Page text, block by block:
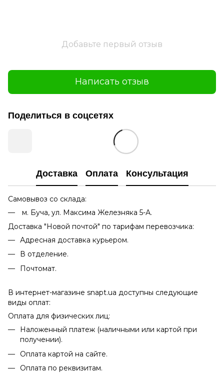
Добавьте первый отзыв
Написать отзыв
Поделиться в соцсетях
Доставка Оплата Консультация
Самовывоз со склада:
м. Буча, ул. Максима Железняка 5-А.
Доставка "Новой почтой" по тарифам перевозчика:
Адресная доставка курьером.
В отделение.
Почтомат.
В интернет-магазине snapt.ua доступны следующие
виды оплат:
Оплата для физических лиц:
Наложенный платеж (наличными или картой при
получении).
Оплата картой на сайте.
Оплата по реквизитам.